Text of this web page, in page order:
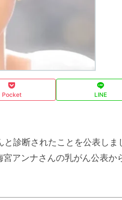
Pocket LINE
診断されたことを公表しま
アンナさんの乳がん公表か